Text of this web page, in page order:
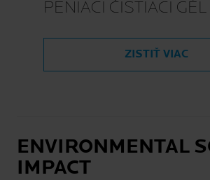
PENIACI ČISTIACI GÉL
ZISTIŤ VIAC
ENVIRONMENTAL
IMPACT